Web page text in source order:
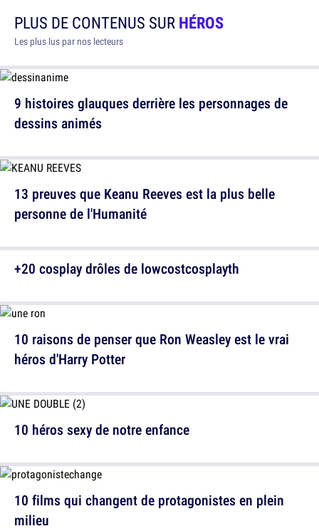
PLUS DE CONTENUS SURHÉROS
Les plus lus par nos lecteurs
9 histoires glauques derrière les personnages de
dessins animés
+20 cosplay drôles de lowcostcosplayth
10 héros sexy de notre enfance
13 preuves que Keanu Reeves est la plus belle
personne de l'Humanité
10 raisons de penser que Ron Weasley est le vrai
héros d'Harry Potter
10 films qui changent de protagonistes en plein
milieu